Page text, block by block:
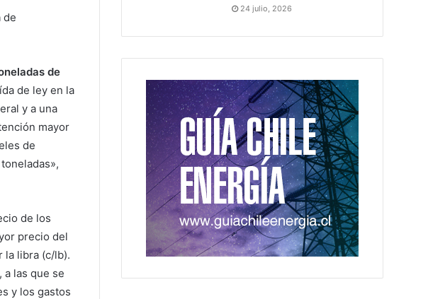
de
de
de ley en la
y a una
mayor
de
de los
precio del
la libra (c/lb).
a las que se
y los gastos
24 julio, 2026